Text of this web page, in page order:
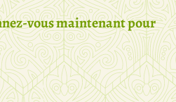
vous maintenant pour